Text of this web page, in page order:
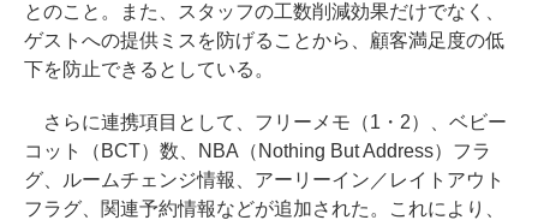
とのこと。また、スタッフの工数削減効果だけでなく、
ゲストへの提供ミスを防げることから、顧客満足度の低
下を防止できるとしている。
さらに連携項目として、フリーメモ（1・2）、ベビー
コット（BCT）数、NBA（Nothing But Address）フラ
グ、ルームチェンジ情報、アーリーイン／レイトアウト
フラグ、関連予約情報などが追加された。これにより、